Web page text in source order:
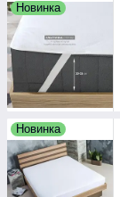
Новинка
Новинка